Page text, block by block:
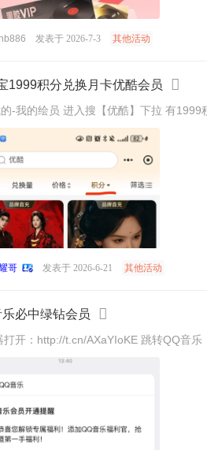
nb886 发表于 2026-7-3 其他活动
1999积分兑换月卡优酷会员
-我的绘员 进入搜【优酷】下拉 有
哥 发表于 2026-6-21 其他活动
必中绿钻会员
打开：http://t.cn/AXaYIoKE 跳转QQ音